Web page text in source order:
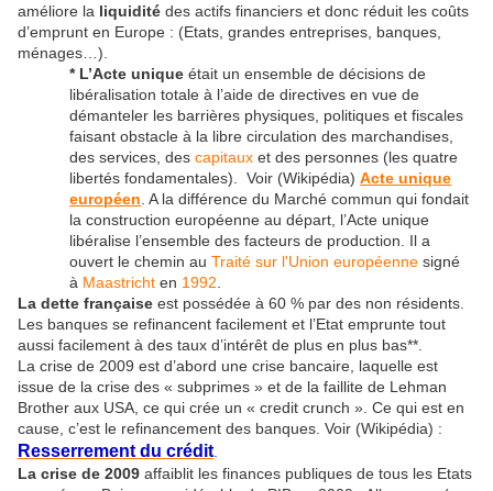
améliore la liquidité des actifs financiers et donc réduit les coûts
d’emprunt en Europe : (Etats, grandes entreprises, banques,
ménages…).
* L’Acte unique était un ensemble de décisions de
libéralisation totale à l’aide de directives en vue de
démanteler les barrières physiques, politiques et fiscales
faisant obstacle à la libre circulation des marchandises,
des services, descapitaux et des personnes (les quatre
libertés fondamentales). Voir (Wikipédia)Acte unique
européen . A la différence du Marché commun qui fondait
la construction européenne au départ, l’Acte unique
libéralise l’ensemble des facteurs de production. Il a
ouvert le chemin auTraité sur l'Union européenne signé
à Maastricht en 1992
La dette française est possédée à 60 % par des non résidents.
Les banques se refinancent facilement et l’Etat emprunte tout
aussi facilement à des taux d’intérêt de plus en plus bas**.
La crise de 2009 est d’abord une crise bancaire, laquelle est
issue de la crise des « subprimes » et de la faillite de Lehman
Brother aux USA, ce qui crée un « credit crunch ». Ce qui est en
cause, c’est le refinancement des banques. Voir (Wikipédia) :
Resserrement du crédit
La crise de 2009 affaiblit les finances publiques de tous les Etats